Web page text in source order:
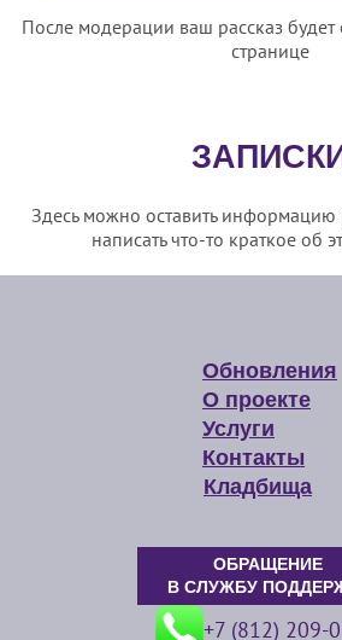
После модерации ваш рассказ будет
странице
Здесь можно оставить информацию
написать что-то краткое об
Обновления
О проекте
Услуги
Контакты
Кладбища
ОБРАЩЕНИЕ
В СЛУЖБУ
+7 (812) 209-